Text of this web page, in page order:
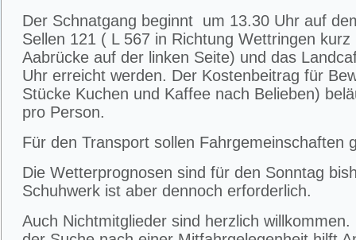
Der Schnatgang beginnt um 13.30 Uhr auf
Sellen 121 ( L 567 in Richtung Wettringen kurz
Aabrücke auf der linken Seite) und das
Uhr erreicht werden. Der Kostenbeitrag für
Stücke Kuchen und Kaffee nach Belieben)
pro Person.
Für den Transport sollen Fahrgemeinschaften
Die Wetterprognosen sind für den Sonntag
Schuhwerk ist aber dennoch erforderlich.
Auch Nichtmitglieder sind herzlich